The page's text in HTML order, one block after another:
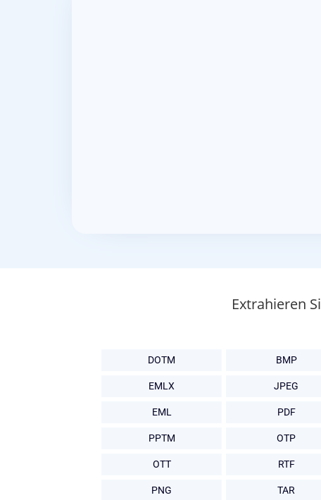
Extrahieren
DOTM BMP
EMLX JPEG
EML PDF
PPTM OTP
OTT RTF
PNG TAR